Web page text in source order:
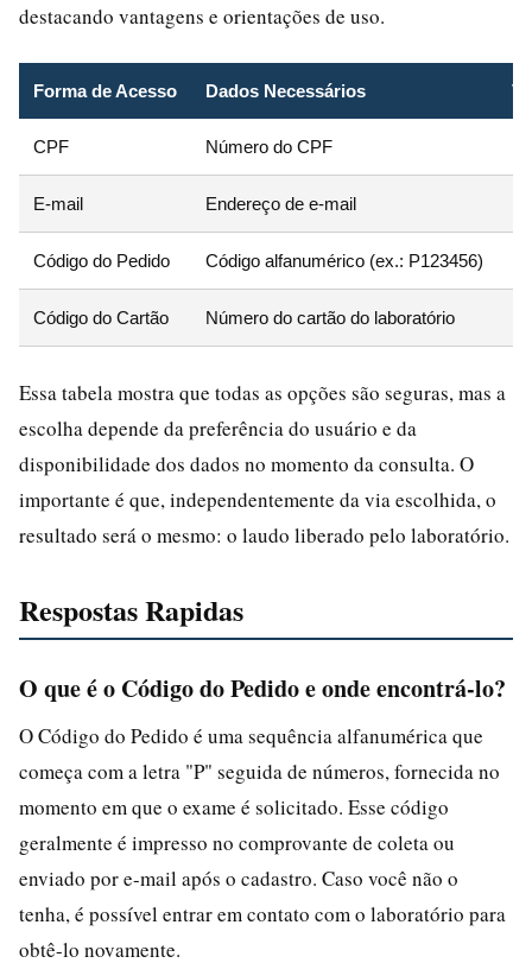
destacando vantagens e orientações de uso.
Forma de Acesso Dados Necessários
CPF Número do CPF
E-mail Endereço de e-mail
Código do Pedido Código alfanumérico (ex.: P123456)
Código do Cartão Número do cartão do laboratório
Essa tabela mostra que todas as opções são seguras, mas a
escolha depende da preferência do usuário e da
disponibilidade dos dados no momento da consulta. O
importante é que, independentemente da via escolhida, o
resultado será o mesmo: o laudo liberado pelo laboratório.
Respostas Rapidas
O que é o Código do Pedido e onde encontrá-lo?
O Código do Pedido é uma sequência alfanumérica que
começa com a letra "P" seguida de números, fornecida no
momento em que o exame é solicitado. Esse código
geralmente é impresso no comprovante de coleta ou
enviado por e-mail após o cadastro. Caso você não o
tenha, é possível entrar em contato com o laboratório para
obtê-lo novamente.